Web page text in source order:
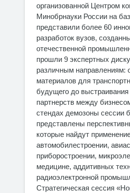
организованной Центром
Минобрнауки России на
представили более 60
разработок вузов,
отечественной
прошли 9 экспертных
различным направлениям:
материалов для
будущего до
партнерств между
стендах демозоны сессии
представлены
которые найдут
автомобилестроении,
приборостроении,
медицине, аддитивных
радиоэлектронной
Стратегическая сессия